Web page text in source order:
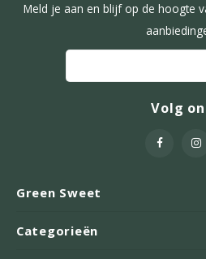
Green Sweet
Meld je aan en blijf op de hoogte
Volg
Categorieën